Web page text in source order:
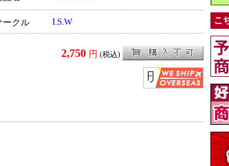
ークル I.S.W
2,750 円 (税込)
こ